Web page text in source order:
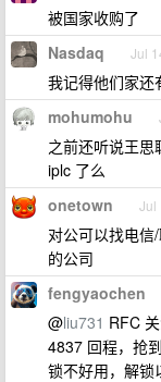
被国家收购了
Nasdaq Jul
我记得他们家还
mohumohu
之前还听说王思
iplc 了么
onetown Jul
对公可以找电
的公司
fengyaochen
@liu731 RFC
4837 回程，抢
锁不好用，解锁